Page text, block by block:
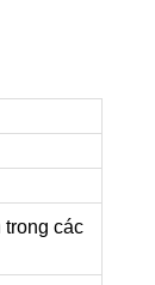
trong các